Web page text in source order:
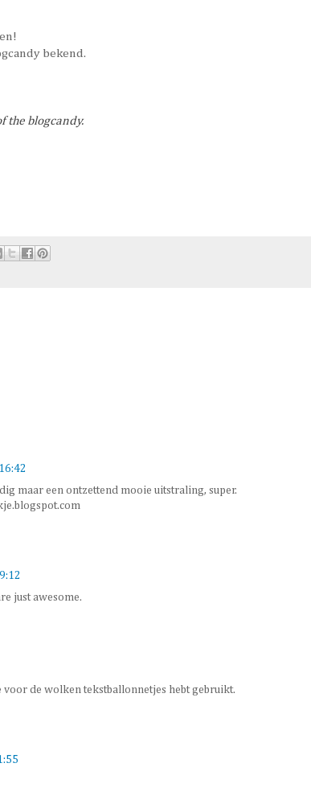
bekend.
the blogcandy.
maar een ontzettend mooie uitstraling, super.
just awesome.
voor de wolken tekstballonnetjes hebt gebruikt.